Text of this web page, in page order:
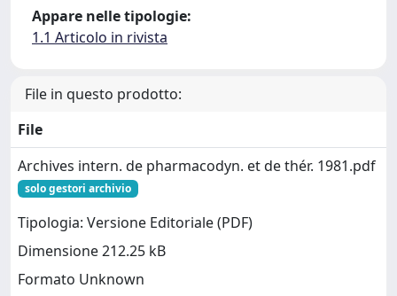
Appare nelle tipologie:
1.1 Articolo in rivista
File in questo prodotto:
File
Archives intern. de pharmacodyn. et de thér. 1981.pdf
solo gestori archivio
Tipologia: Versione Editoriale (PDF)
Dimensione 212.25 kB
Formato Unknown